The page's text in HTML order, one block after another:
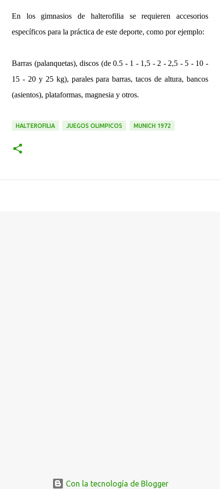
En los gimnasios de halterofilia se requieren accesorios
específicos para la práctica de este deporte, como por ejemplo:
Barras (palanquetas), discos (de 0.5 - 1 - 1,5 - 2 - 2,5 - 5 - 10 -
15 - 20 y 25 kg), parales para barras, tacos de altura, bancos
(asientos), plataformas, magnesia y otros.
HALTEROFILIA JUEGOS OLIMPICOS MUNICH 1972
Con la tecnología de Blogger